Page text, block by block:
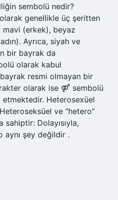
sembolü nedir?
genellikle üç şeritten
mavi (erkek), beyaz
Ayrıca, siyah ve
bir bayrak da
olarak kabul
resmi olmayan bir
olarak ise ⚤ sembolü
Heterosexüel
ve “hetero”
sahiptir: Dolayısıyla,
aynı şey değildir .